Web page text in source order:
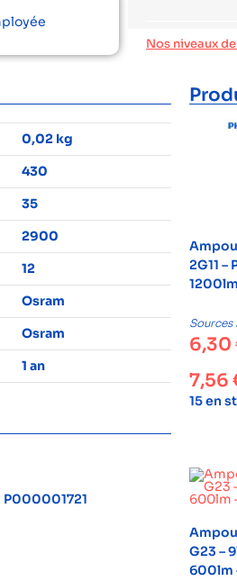
Nos niveaux
0,02 kg
430
35
2900
12
Osram
Osram
1 an
P000001721
2G11 –
Sources
6,30
7,56
15 en
G23 –
600lm